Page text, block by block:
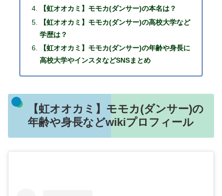
【虹オオカミ】モモカ(ダンサー)の本名は？
【虹オオカミ】モモカ(ダンサー)の高校大学など
学歴は？
【虹オオカミ】モモカ(ダンサー)の年齢や身長に
高校大学やインスタなどSNSまとめ
【虹オオカミ】モモカ(ダンサー)の
年齢や身長などwikiプロフィール